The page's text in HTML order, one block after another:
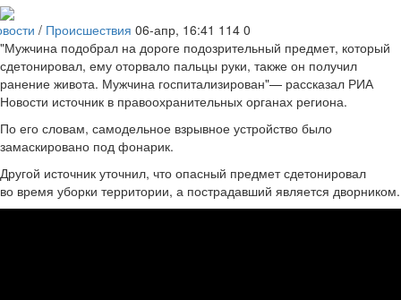
/ Происшествия 06-апр, 16:41 114 0
"Мужчина подобрал на дороге подозрительный предмет, который
сдетонировал, ему оторвало пальцы руки, также он получил
ранение живота. Мужчина госпитализирован"— рассказал РИА
Новости источник в правоохранительных органах региона.
По его словам, самодельное взрывное устройство было
замаскировано под фонарик.
Другой источник уточнил, что опасный предмет сдетонировал
во время уборки территории, а пострадавший является дворником.